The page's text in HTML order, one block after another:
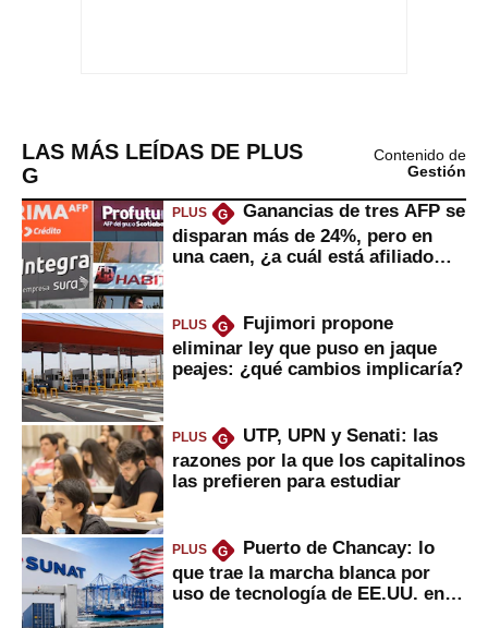
LAS MÁS LEÍDAS DE PLUS
G
Contenido de
Gestión
PLUS G
Ganancias de tres AFP se
disparan más de 24%, pero en
una caen, ¿a cuál está afiliado
PLUS G
Fujimori propone
eliminar ley que puso en jaque
peajes: ¿qué cambios implicaría?
PLUS G
UTP, UPN y Senati: las
razones por la que los capitalinos
las prefieren para estudiar
PLUS G
Puerto de Chancay: lo
que trae la marcha blanca por
uso de tecnología de EE.UU. en